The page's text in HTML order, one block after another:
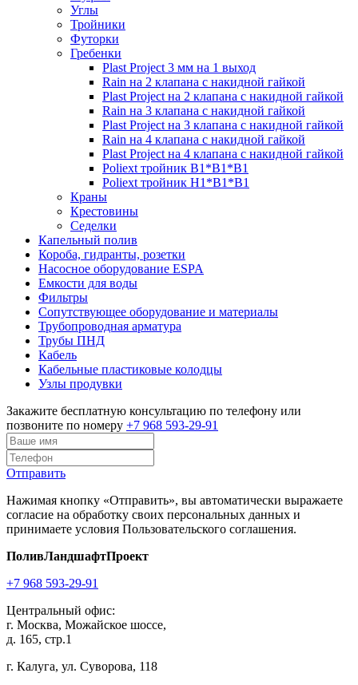
Углы
Тройники
Футорки
Гребенки
Plast Project 3 мм на 1 выход
Rain на 2 клапана с накидной гайкой
Plast Project на 2 клапана с накидной гайкой
Rain на 3 клапана с накидной гайкой
Plast Project на 3 клапана с накидной гайкой
Rain на 4 клапана с накидной гайкой
Plast Project на 4 клапана с накидной гайкой
Poliext тройник В1*В1*В1
Poliext тройник Н1*В1*В1
Краны
Крестовины
Седелки
Капельный полив
Короба, гидранты, розетки
Насосное оборудование ESPA
Емкости для воды
Фильтры
Сопутствующее оборудование и материалы
Трубопроводная арматура
Трубы ПНД
Кабель
Кабельные пластиковые колодцы
Узлы продувки
Закажите бесплатную консультацию по телефону или
позвоните по номеру +7 968 593-29-91
Отправить
Нажимая кнопку «Отправить», вы автоматически выражаете
согласие на обработку своих персональных данных и
принимаете условия Пользовательского соглашения.
ПоливЛандшафтПроект
+7 968 593-29-91
Центральный офис:
г. Москва, Можайское шоссе,
д. 165, стр.1
г. Калуга, ул. Суворова, 118